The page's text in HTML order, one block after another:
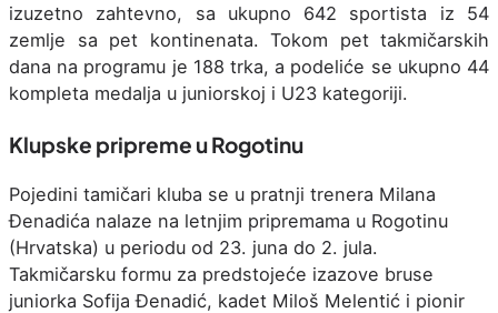
izuzetno zahtevno, sa ukupno 642 sportista iz 54
zemlje sa pet kontinenata. Tokom pet takmičarskih
dana na programu je 188 trka, a podeliće se ukupno 44
kompleta medalja u juniorskoj i U23 kategoriji.
Klupske pripreme u Rogotinu
Pojedini tamičari kluba se u pratnji trenera Milana
Đenadića nalaze na letnjim pripremama u Rogotinu
(Hrvatska) u periodu od 23. juna do 2. jula.
Takmičarsku formu za predstojeće izazove bruse
juniorka Sofija Đenadić, kadet Miloš Melentić i pionir